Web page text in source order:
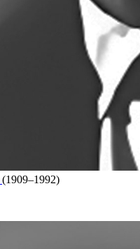
(1909–1992)